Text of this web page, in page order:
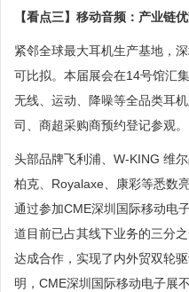
【看点三】移动音频：产业链
紧邻全球最大耳机生产基地，
可比拟。本届展会在14号馆汇
无线、运动、降噪等全品类耳
司、商超采购商预约登记参观。
头部品牌飞利浦、W-KING 维
柏克、Royalaxe、康彩等悉数
通过参加CME深圳国际移动
道目前已占其线下业务的三分
达成合作，实现了内外贸双轮
明，CME深圳国际移动电子展